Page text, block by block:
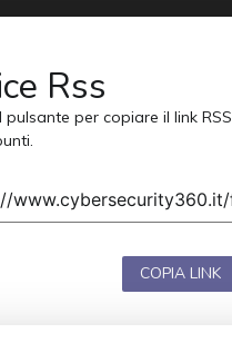
Rss
pulsante per copiare il link RSS
COPIA LINK